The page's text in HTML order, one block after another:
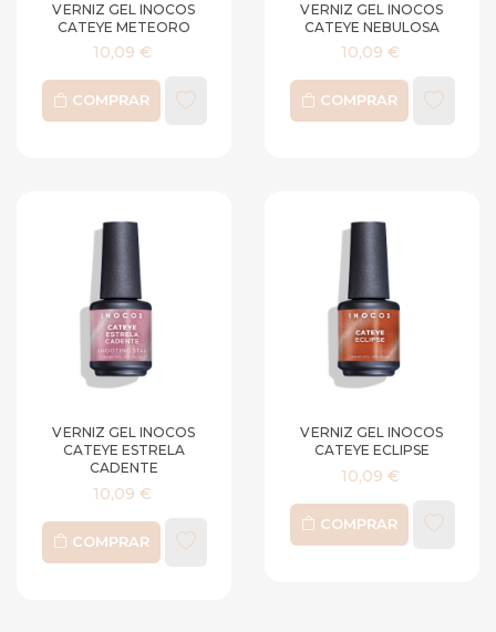
VERNIZ GEL INOCOS
CATEYE METEORO
10,09 €
COMPRAR
VERNIZ GEL INOCOS
CATEYE NEBULOSA
10,09 €
COMPRAR
VERNIZ GEL INOCOS
CATEYE ESTRELA
CADENTE
10,09 €
COMPRAR
VERNIZ GEL INOCOS
CATEYE ECLIPSE
10,09 €
COMPRAR